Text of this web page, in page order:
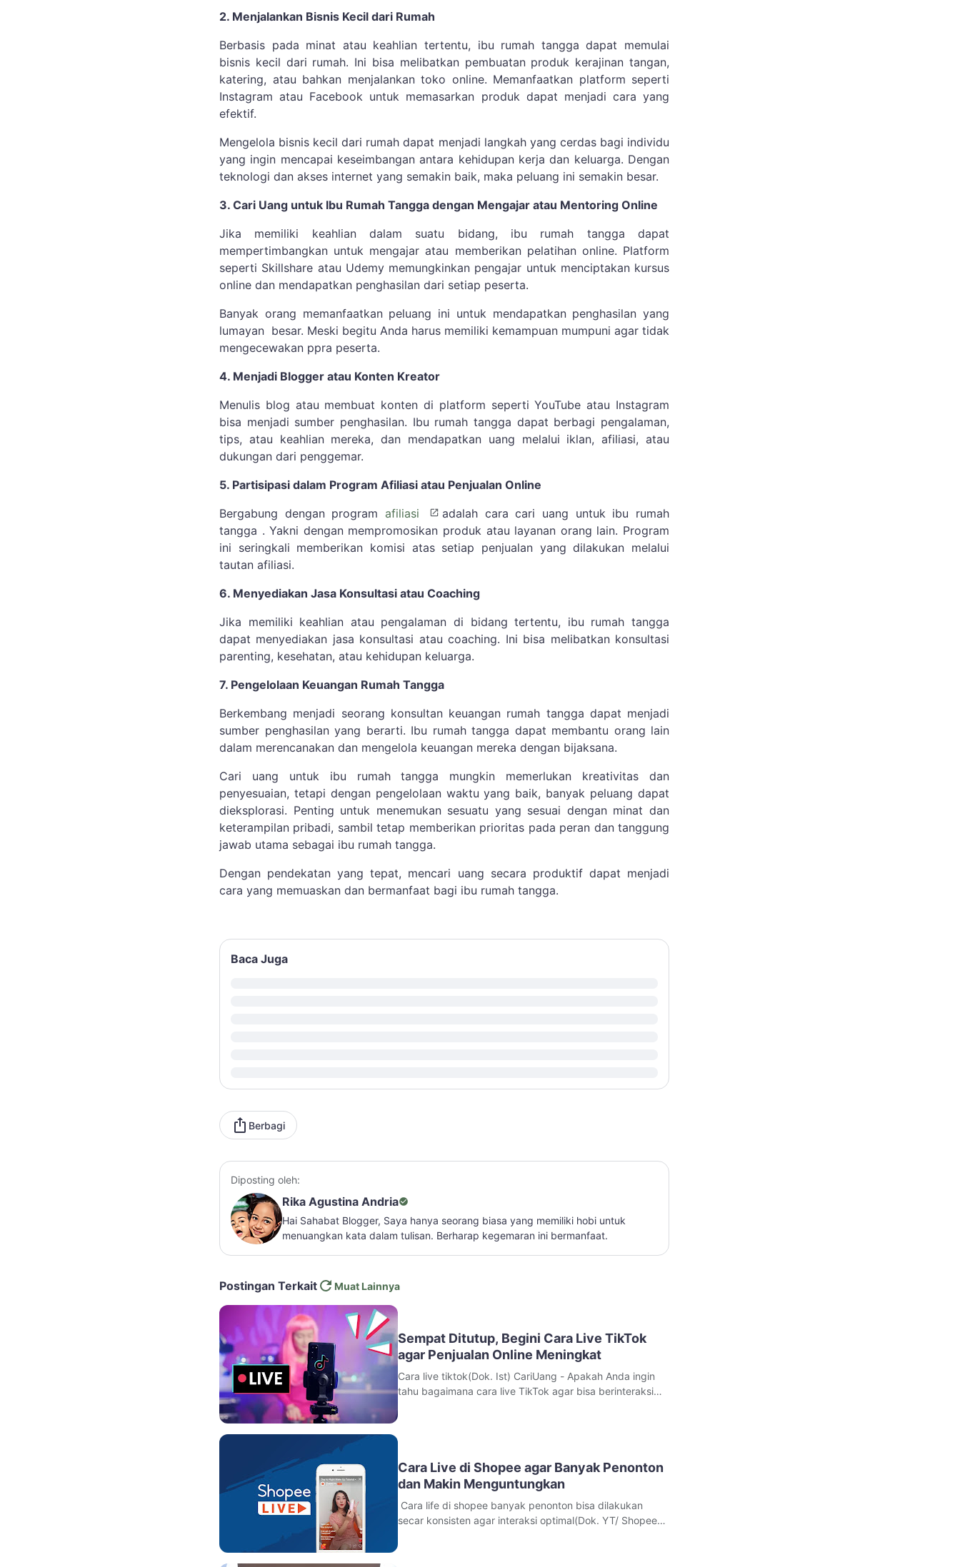
2. Menjalankan Bisnis Kecil dari Rumah
Berbasis pada minat atau keahlian tertentu, ibu rumah tangga dapat memulai
bisnis kecil dari rumah. Ini bisa melibatkan pembuatan produk kerajinan tangan,
katering, atau bahkan menjalankan toko online. Memanfaatkan platform seperti
Instagram atau Facebook untuk memasarkan produk dapat menjadi cara yang
efektif.
Mengelola bisnis kecil dari rumah dapat menjadi langkah yang cerdas bagi individu
yang ingin mencapai keseimbangan antara kehidupan kerja dan keluarga. Dengan
teknologi dan akses internet yang semakin baik, maka peluang ini semakin besar.
3. Cari Uang untuk Ibu Rumah Tangga dengan Mengajar atau Mentoring Online
Jika memiliki keahlian dalam suatu bidang, ibu rumah tangga dapat
mempertimbangkan untuk mengajar atau memberikan pelatihan online. Platform
seperti Skillshare atau Udemy memungkinkan pengajar untuk menciptakan kursus
online dan mendapatkan penghasilan dari setiap peserta.
Banyak orang memanfaatkan peluang ini untuk mendapatkan penghasilan yang
lumayan besar. Meski begitu Anda harus memiliki kemampuan mumpuni agar tidak
mengecewakan ppra peserta.
4. Menjadi Blogger atau Konten Kreator
Menulis blog atau membuat konten di platform seperti YouTube atau Instagram
bisa menjadi sumber penghasilan. Ibu rumah tangga dapat berbagi pengalaman,
tips, atau keahlian mereka, dan mendapatkan uang melalui iklan, afiliasi, atau
dukungan dari penggemar.
5. Partisipasi dalam Program Afiliasi atau Penjualan Online
Bergabung dengan program afiliasi
adalah cara cari uang untuk ibu rumah
tangga . Yakni dengan mempromosikan produk atau layanan orang lain. Program
ini seringkali memberikan komisi atas setiap penjualan yang dilakukan melalui
tautan afiliasi.
6. Menyediakan Jasa Konsultasi atau Coaching
Jika memiliki keahlian atau pengalaman di bidang tertentu, ibu rumah tangga
dapat menyediakan jasa konsultasi atau coaching. Ini bisa melibatkan konsultasi
parenting, kesehatan, atau kehidupan keluarga.
7. Pengelolaan Keuangan Rumah Tangga
Berkembang menjadi seorang konsultan keuangan rumah tangga dapat menjadi
sumber penghasilan yang berarti. Ibu rumah tangga dapat membantu orang lain
dalam merencanakan dan mengelola keuangan mereka dengan bijaksana.
Cari uang untuk ibu rumah tangga mungkin memerlukan kreativitas dan
penyesuaian, tetapi dengan pengelolaan waktu yang baik, banyak peluang dapat
dieksplorasi. Penting untuk menemukan sesuatu yang sesuai dengan minat dan
keterampilan pribadi, sambil tetap memberikan prioritas pada peran dan tanggung
jawab utama sebagai ibu rumah tangga.
Dengan pendekatan yang tepat, mencari uang secara produktif dapat menjadi
cara yang memuaskan dan bermanfaat bagi ibu rumah tangga.
Baca Juga
Berbagi
Diposting oleh:
Rika Agustina Andria
Hai Sahabat Blogger, Saya hanya seorang biasa yang memiliki hobi untuk
menuangkan kata dalam tulisan. Berharap kegemaran ini bermanfaat.
Postingan Terkait Muat Lainnya
Sempat Ditutup, Begini Cara Live TikTok
agar Penjualan Online Meningkat
Cara live tiktok(Dok. Ist) CariUang - Apakah Anda ingin
tahu bagaimana cara live TikTok agar bisa berinteraksi
Cara Live di Shopee agar Banyak Penonton
dan Makin Menguntungkan
Cara life di shopee banyak penonton bisa dilakukan
secar konsisten agar interaksi optimal(Dok. YT/ Shopee